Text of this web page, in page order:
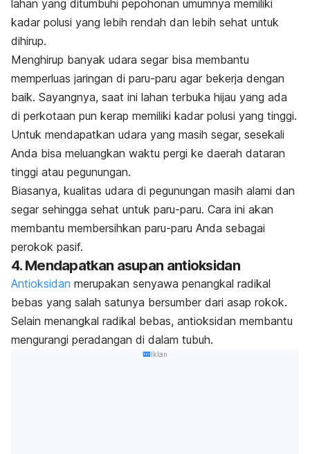
lahan yang ditumbuhi pepohonan umumnya memiliki
kadar polusi yang lebih rendah dan lebih sehat untuk
dihirup.
Menghirup banyak udara segar bisa membantu
memperluas jaringan di paru-paru agar bekerja dengan
baik. Sayangnya, saat ini lahan terbuka hijau yang ada
di perkotaan pun kerap memiliki kadar polusi yang tinggi.
Untuk mendapatkan udara yang masih segar, sesekali
Anda bisa meluangkan waktu pergi ke daerah dataran
tinggi atau pegunungan.
Biasanya, kualitas udara di pegunungan masih alami dan
segar sehingga sehat untuk paru-paru. Cara ini akan
membantu membersihkan paru-paru Anda sebagai
perokok pasif.
4. Mendapatkan asupan antioksidan
Antioksidan merupakan senyawa penangkal radikal
bebas yang salah satunya bersumber dari asap rokok.
Selain menangkal radikal bebas, antioksidan membantu
mengurangi peradangan di dalam tubuh.
Iklan